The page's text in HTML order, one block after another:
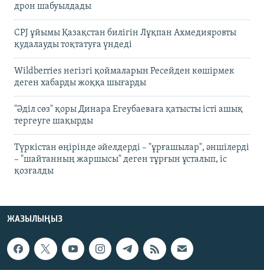
дрон шабуылдады
CPJ ұйымы Қазақстан билігін Лұқпан Ахмедияровты
қудалауды тоқтатуға үндеді
Wildberries негізгі қоймаларын Ресейден көшірмек
деген хабарды жоққа шығарды
"Әділ сөз" қоры Динара Егеубаеваға қатысты істі ашық
тергеуге шақырды
Түркістан өңірінде әйелдерді – "ұрғашылар", әншілерді
– "шайтанның жаршысы" деген тұрғын ұсталып, іс
қозғалды
ЖАЗЫЛЫҢЫЗ